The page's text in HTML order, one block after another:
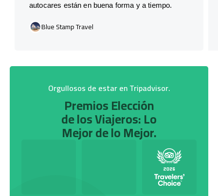
autocares están en buena forma y a tiempo.
Blue Stamp Travel
Orgullosos de estar en Tripadvisor.
Premios Elección
de los Viajeros: Lo
Mejor de lo Mejor.